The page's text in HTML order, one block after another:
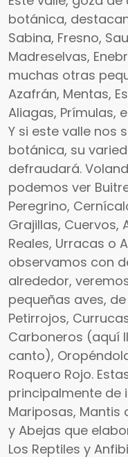
botánica,
Sabina, Fresno,
Madreselvas,
muchas otras
Azafrán, Mentas,
Aliagas, Prímulas,
Y si este valle nos
botánica, su
defraudará.
podemos ver
Peregrino,
Grajillas, Cuervos,
Reales, Urracas o
observamos con
alrededor,
pequeñas aves,
Petirrojos,
Carboneros (aquí
canto),
Roquero Rojo.
principalmente de
Mariposas, Mantis
y Abejas que
Los Reptiles y